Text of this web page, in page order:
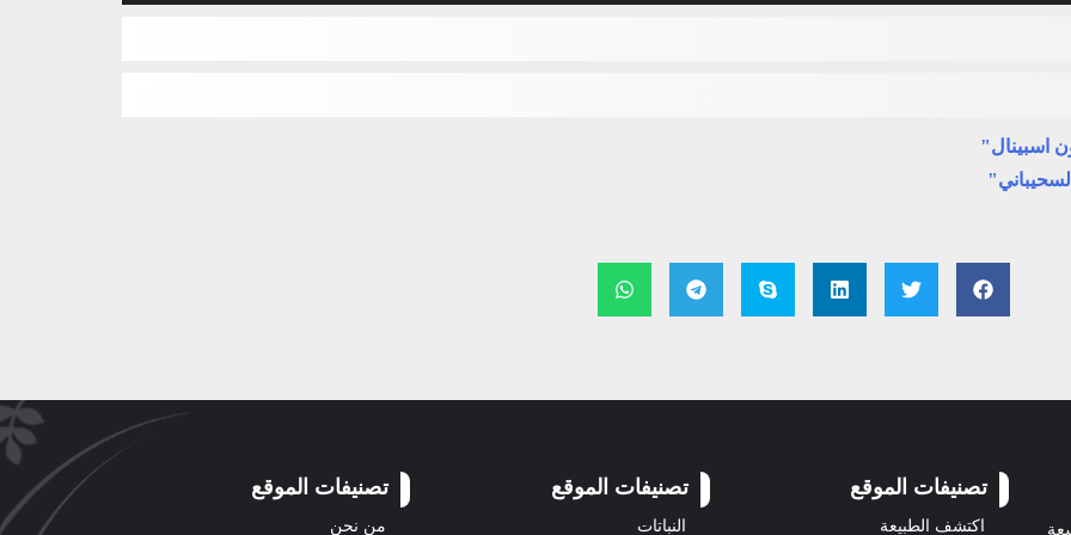
اسبينال"
تصنيفات الموقع
اكتشف الطبيعة
تصنيفات الموقع
النباتات
تصنيفات الموقع
من نحن